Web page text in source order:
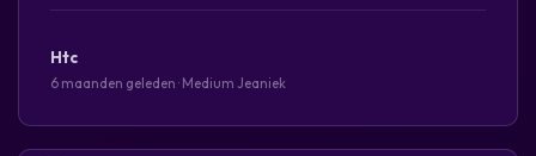
Htc
6 maanden geleden · Medium Jeaniek